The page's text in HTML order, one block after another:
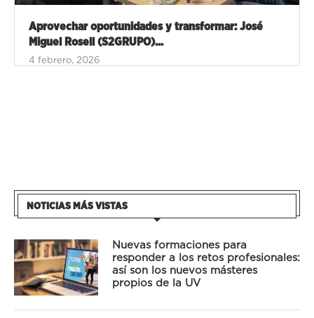
Aprovechar oportunidades y transformar: José
Miguel Rosell (S2GRUPO)...
4 febrero, 2026
NOTICIAS MÁS VISTAS
Nuevas formaciones para
responder a los retos profesionales:
así son los nuevos másteres
propios de la UV